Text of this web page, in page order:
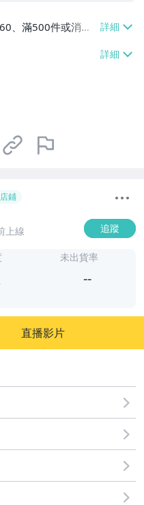
、滿500件或消費
店鋪
上線 追蹤
未出貨率
--
直播影片